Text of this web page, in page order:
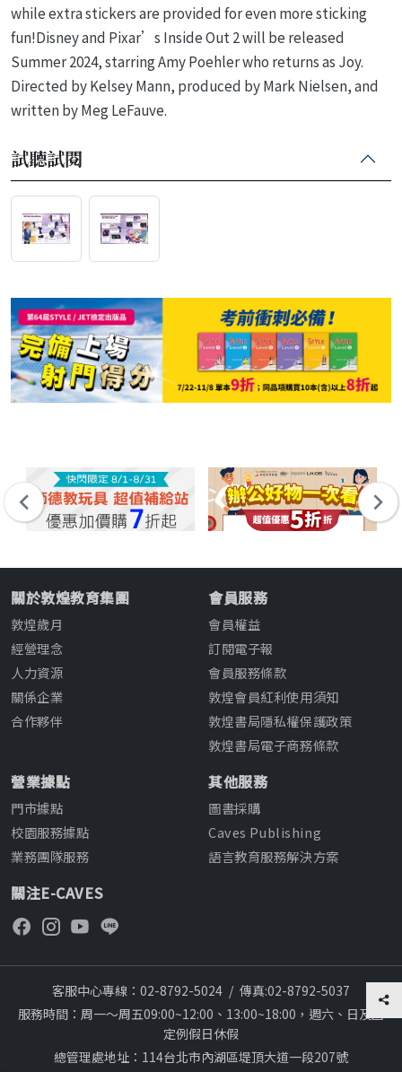
while extra stickers are provided for even more sticking
fun!Disney and Pixar’s Inside Out 2 will be released
Summer 2024, starring Amy Poehler who returns as Joy.
Directed by Kelsey Mann, produced by Mark Nielsen, and
written by Meg LeFauve.
試聽試閱
關於敦煌教育集團
敦煌歲月
經營理念
人力資源
關係企業
合作夥伴
會員服務
會員權益
訂閱電子報
會員服務條款
敦煌會員紅利使用須知
敦煌書局隱私權保護政策
敦煌書局電子商務條款
營業據點
門市據點
校園服務據點
業務團隊服務
其他服務
圖書採購
Caves Publishing
語言教育服務解決方案
關注E-CAVES
客服中心專線：02-8792-5024 / 傳真:02-8792-5037
服務時間：周一～周五09:00~12:00、13:00~18:00，週六、日及國
定例假日休假
總管理處地址：114台北市內湖區堤頂大道一段207號